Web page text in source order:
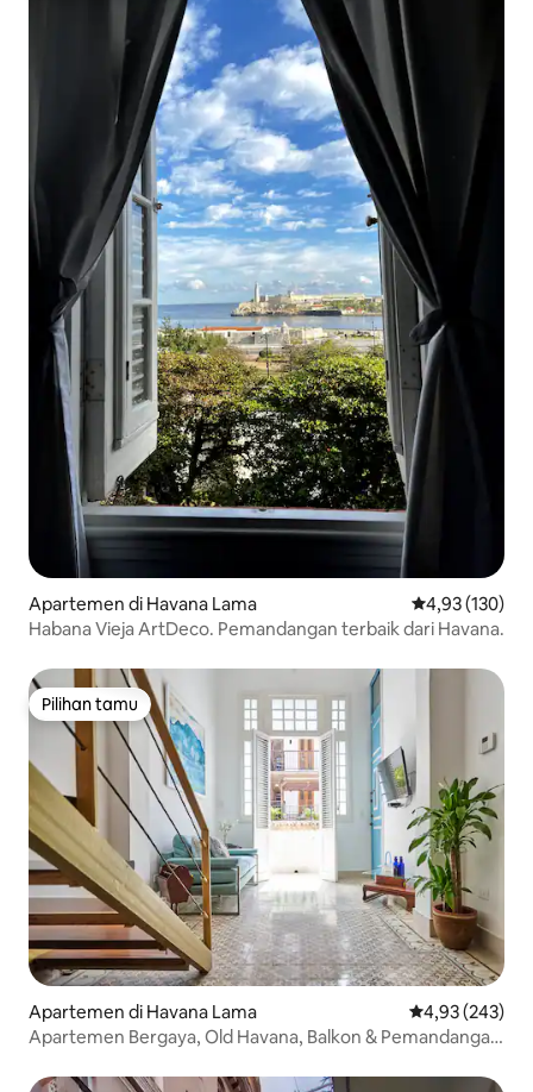
Apartemen di Havana Lama Nilai rata-rata
4,93 (130)
Habana Vieja ArtDeco. Pemandangan terbaik dari Havana.
Pilihan tamu
Pilihan tamu
Apartemen di Havana Lama Nilai rata-rata
4,93 (243)
Apartemen Bergaya, Old Havana, Balkon & Pemandangan